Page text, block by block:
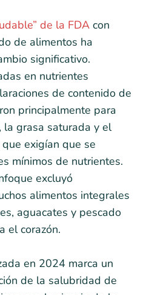
de la FDA con
de alimentos ha
significativo.
en nutrientes
de contenido de
principalmente para
grasa saturada y el
exigían que se
mínimos de nutrientes.
excluyó
alimentos integrales
aguacates y pescado
el corazón.
en 2024 marca un
de la salubridad de